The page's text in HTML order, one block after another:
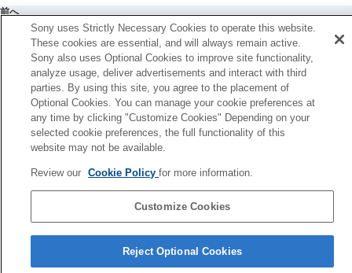
スライドショーで再生する（スライドショ
ー ）
インターバル連続再生
インターバル再生速度
画像の表示方法を変える
画像間をジャンプ移動する方法を設定する（画像
送り設定）
撮影した画像を保護する（プロテクト）
画像に情報を追加する
トリミング
動画から静止画を切り出す
スマートフォンでできること
前へ
ターバル連続再生
次へ
一覧表示で再生する（一覧表
TP1002149622
言語選択ページへ
5-069-971-01(4)
Sony uses Strictly Necessary Cookies to operate this website.
These cookies are essential, and will always remain active.
Sony also uses Optional Cookies to improve site functionality,
analyze usage, deliver advertisements and interact with third
parties. By using this site, you agree to the placement of
Optional Cookies. You can manage your cookie preferences at
any time by clicking "Customize Cookies" Depending on your
selected cookie preferences, the full functionality of this
website may not be available.
Review our Cookie Policyfor more information.
Customize Cookies
Reject Optional Cookies